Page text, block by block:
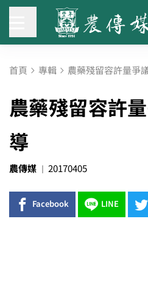
首頁 專輯 農藥殘留容許量爭
農藥殘留容許
導
農傳媒 20170405
Facebook LINE